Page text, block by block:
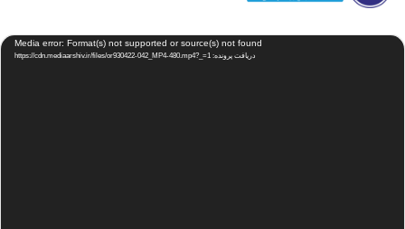
نمایشگر
ویدیو Media error: Format(s) not supported or source(s) not found
دریافت پرونده: https://cdn.mediaarshiv.ir/files/or930422-042_MP4-480.mp4?_=1